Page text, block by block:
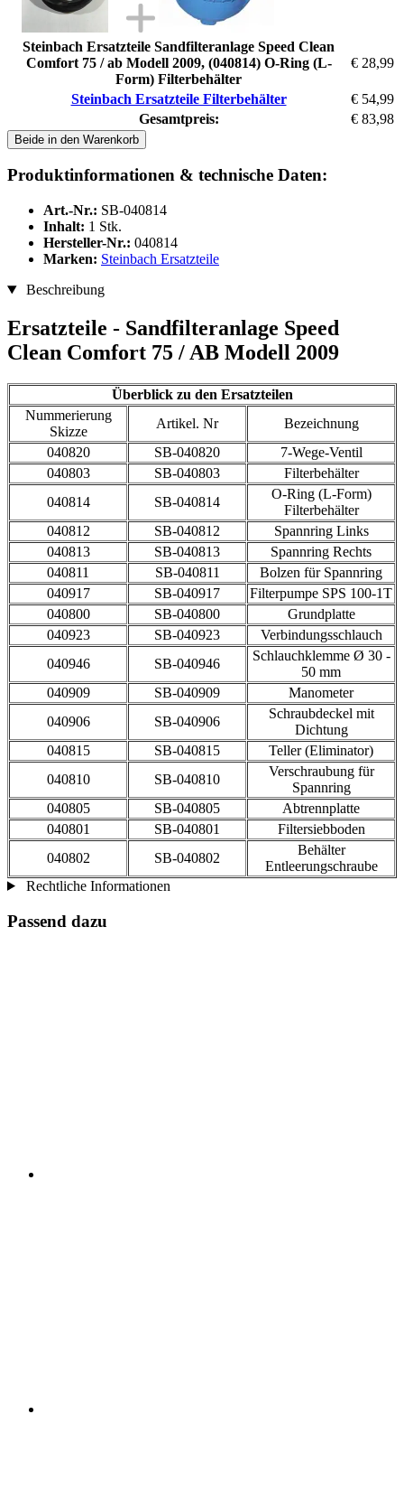
Steinbach Ersatzteile Sandfilteranlage Speed Clean
Comfort 75 / ab Modell 2009, (040814) O-Ring (L-
Form) Filterbehälter
€ 28,99
Steinbach Ersatzteile Filterbehälter
€ 54,99
Gesamtpreis:
€ 83,98
Beide in den Warenkorb
Produktinformationen & technische Daten:
Art.-Nr.: SB-040814
Inhalt: 1 Stk.
Hersteller-Nr.: 040814
Marken: Steinbach Ersatzteile
Beschreibung
Ersatzteile - Sandfilteranlage Speed
Clean Comfort 75 / AB Modell 2009
Überblick zu den Ersatzteilen
Nummerierung
Skizze
Artikel. Nr
Bezeichnung
040820
SB-040820
7-Wege-Ventil
040803
SB-040803
Filterbehälter
040814
SB-040814
O-Ring (L-Form)
Filterbehälter
040812
SB-040812
Spannring Links
040813
SB-040813
Spannring Rechts
040811
SB-040811
Bolzen für Spannring
040917
SB-040917
Filterpumpe SPS 100-1T
040800
SB-040800
Grundplatte
040923
SB-040923
Verbindungsschlauch
040946
SB-040946
Schlauchklemme Ø 30 -
50 mm
040909
SB-040909
Manometer
040906
SB-040906
Schraubdeckel mit
Dichtung
040815
SB-040815
Teller (Eliminator)
040810
SB-040810
Verschraubung für
Spannring
040805
SB-040805
Abtrennplatte
040801
SB-040801
Filtersiebboden
040802
SB-040802
Behälter
Entleerungschraube
Rechtliche Informationen
Passend dazu